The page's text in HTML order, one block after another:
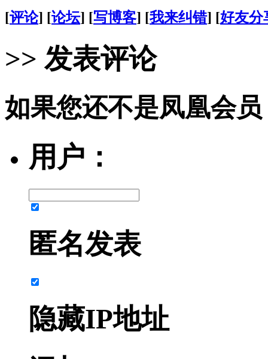
[评论] [论坛] [写博客] [我来纠错] [好友分
>> 发表评论
如果您还不是凤凰会
用户：
匿名发表
隐藏IP地址